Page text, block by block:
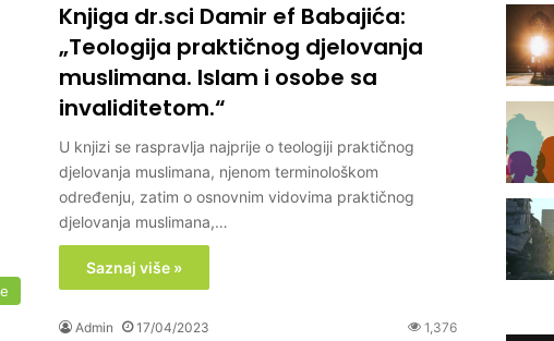
Knjiga dr.sci Damir ef Babajića:
„Teologija praktičnog djelovanja
muslimana. Islam i osobe sa
invaliditetom.“
U knjizi se raspravlja najprije o teologiji praktičnog
djelovanja muslimana, njenom terminološkom
određenju, zatim o osnovnim vidovima praktičnog
djelovanja muslimana,…
Saznaj više »
Admin 17/04/2023 1,376